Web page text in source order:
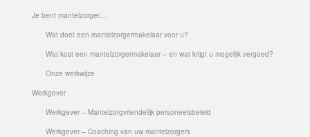
Je bent mantelzorger…
Wat doet een mantelzorgermakelaar voor u?
Wat kost een mantelzorgermakelaar – en wat krijgt u mogelijk vergoed?
Onze werkwijze
Werkgever
Werkgever – Mantelzorgvriendelijk personeelsbeleid
Werkgever – Coaching van uw mantelzorgers